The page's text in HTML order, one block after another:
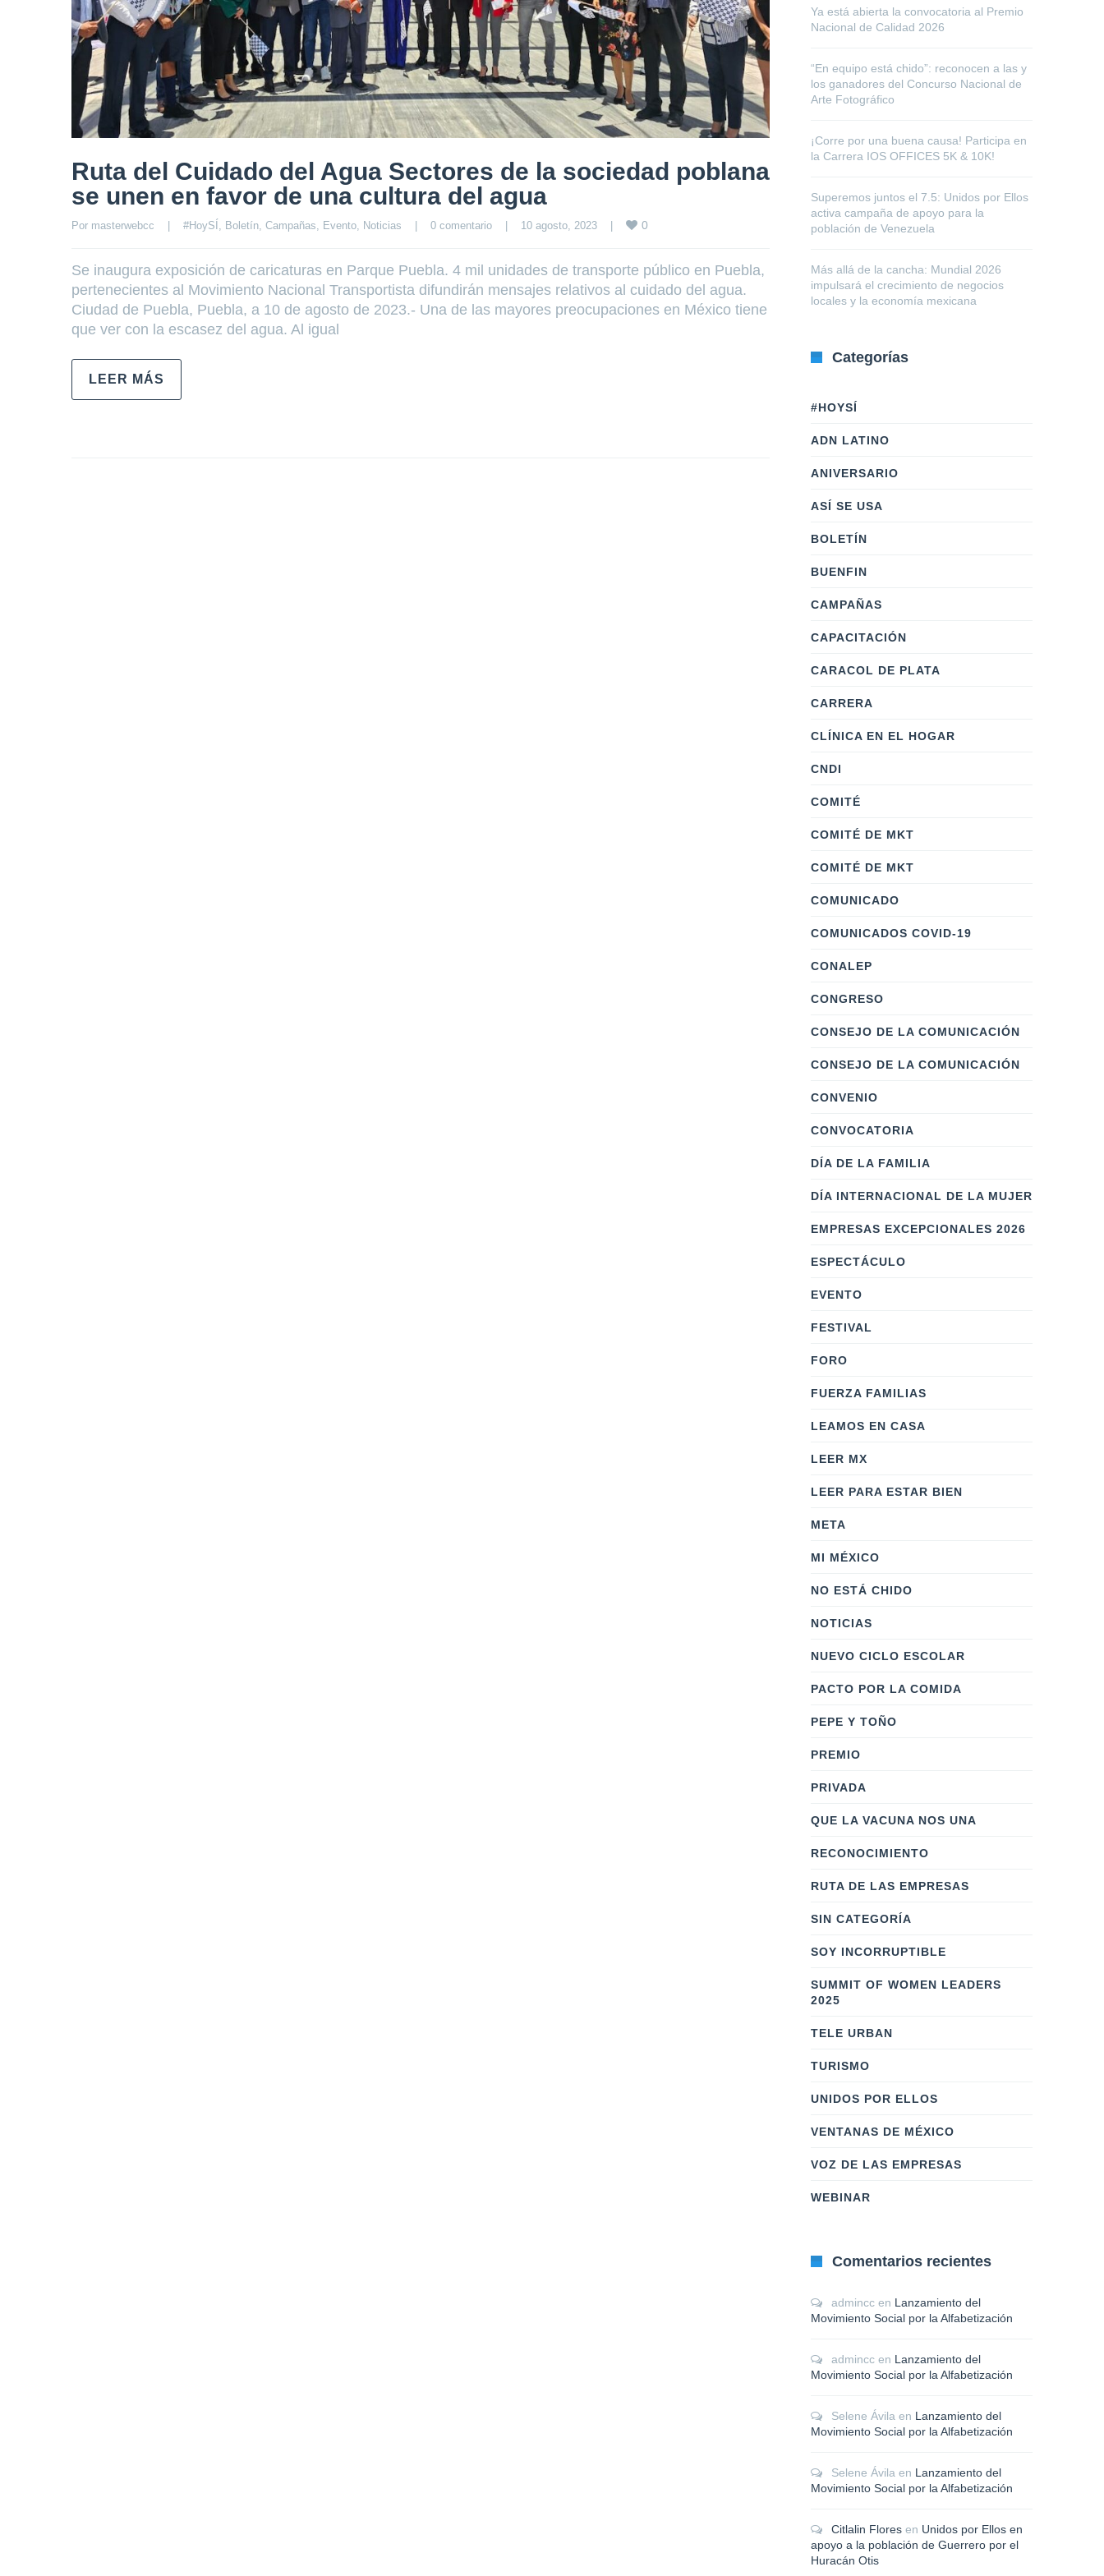
Ruta del Cuidado del Agua Sectores de la sociedad poblana
se unen en favor de una cultura del agua
Por masterwebcc #HoySÍ , Boletín, Campañas, Evento, Noticias 0 comentario 10 agosto, 2023 0
Se inaugura exposición de caricaturas en Parque Puebla. 4 mil unidades de transporte público en Puebla,
pertenecientes al Movimiento Nacional Transportista difundirán mensajes relativos al cuidado del agua.
Ciudad de Puebla, Puebla, a 10 de agosto de 2023.- Una de las mayores preocupaciones en México tiene
que ver con la escasez del agua. Al igual
LEER MÁS
Ya está abierta la convocatoria al Premio
Nacional de Calidad 2026
“En equipo está chido”: reconocen a las y
los ganadores del Concurso Nacional de
Arte Fotográfico
¡Corre por una buena causa! Participa en
la Carrera IOS OFFICES 5K & 10K!
Superemos juntos el 7.5: Unidos por Ellos
activa campaña de apoyo para la
población de Venezuela
Más allá de la cancha: Mundial 2026
impulsará el crecimiento de negocios
locales y la economía mexicana
Categorías
#HOYSÍ
ADN LATINO
ANIVERSARIO
ASÍ SE USA
BOLETÍN
BUENFIN
CAMPAÑAS
CAPACITACIÓN
CARACOL DE PLATA
CARRERA
CLÍNICA EN EL HOGAR
CNDI
COMITÉ
COMITÉ DE MKT
COMITÉ DE MKT
COMUNICADO
COMUNICADOS COVID-19
CONALEP
CONGRESO
CONSEJO DE LA COMUNICACIÓN
CONSEJO DE LA COMUNICACIÓN
CONVENIO
CONVOCATORIA
DÍA DE LA FAMILIA
DÍA INTERNACIONAL DE LA MUJER
EMPRESAS EXCEPCIONALES 2026
ESPECTÁCULO
EVENTO
FESTIVAL
FORO
FUERZA FAMILIAS
LEAMOS EN CASA
LEER MX
LEER PARA ESTAR BIEN
META
MI MÉXICO
NO ESTÁ CHIDO
NOTICIAS
NUEVO CICLO ESCOLAR
PACTO POR LA COMIDA
PEPE Y TOÑO
PREMIO
PRIVADA
QUE LA VACUNA NOS UNA
RECONOCIMIENTO
RUTA DE LAS EMPRESAS
SIN CATEGORÍA
SOY INCORRUPTIBLE
SUMMIT OF WOMEN LEADERS
2025
TELE URBAN
TURISMO
UNIDOS POR ELLOS
VENTANAS DE MÉXICO
VOZ DE LAS EMPRESAS
WEBINAR
Comentarios recientes
admincc en Lanzamiento del
Movimiento Social por la Alfabetización
admincc en Lanzamiento del
Movimiento Social por la Alfabetización
Selene Ávila en Lanzamiento del
Movimiento Social por la Alfabetización
Selene Ávila en Lanzamiento del
Movimiento Social por la Alfabetización
Citlalin Flores en Unidos por Ellos en
apoyo a la población de Guerrero por el
Huracán Otis